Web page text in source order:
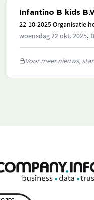
Infantino B kids
22-10-2025 Organisatie
woensdag 22 okt. 2025,
Voor meer nieuws,